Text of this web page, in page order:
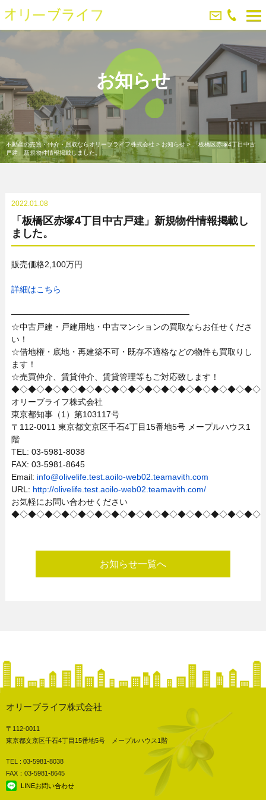
お知らせ
不動産の売買・仲介・買取ならオリーブライフ株式会社 > お知らせ> 「板橋区赤塚4丁目中古
戸建」新規物件情報掲載しました。
2022.01.08
「板橋区赤塚4丁目中古戸建」新規物件情報掲載し
ました。
販売価格2,100万円
詳細はこちら
──────────────────────────────
☆中古戸建・戸建用地・中古マンションの買取ならお任せくださ
い！
☆借地権・底地・再建築不可・既存不適格などの物件も買取りし
ます！
☆売買仲介、賃貸仲介、賃貸管理等もご対応致します！
◆◇◆◇◆◇◆◇◆◇◆◇◆◇◆◇◆◇◆◇◆◇◆◇◆◇◆◇◆◇
オリーブライフ株式会社
東京都知事（1）第103117号
〒112-0011 東京都文京区千石4丁目15番地5号 メープルハウス1
階
TEL: 03-5981-8038
FAX: 03-5981-8645
Email: info@olivelife.test.aoilo-web02.teamavith.com
URL: http://olivelife.test.aoilo-web02.teamavith.com/
お気軽にお問い合わせください
◆◇◆◇◆◇◆◇◆◇◆◇◆◇◆◇◆◇◆◇◆◇◆◇◆◇◆◇◆◇
お知らせ一覧へ
オリーブライフ株式会社
〒112-0011
東京都文京区千石4丁目15番地5号 メープルハウス1階
TEL : 03-5981-8038
FAX：03-5981-8645
LINEお問い合わせ